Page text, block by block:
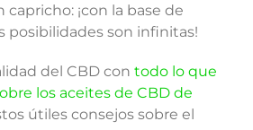
¡con la base de
posibilidades son infinitas!
del CBD con todo lo que
los aceites de CBD de
útiles consejos sobre el